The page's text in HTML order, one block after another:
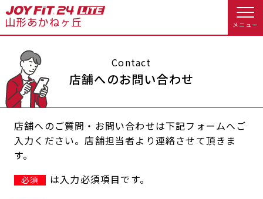
メニュー
店舗トップ
会員の方へトップ
会員様へのお知らせ
予約する
入会するトップ
Contact
店舗へのお問い合わせ
店舗へのご質問・お問い合わせは下記フォームへご
入力ください。店舗担当者より連絡させて頂きま
す。
必須
は入力必須項目です。